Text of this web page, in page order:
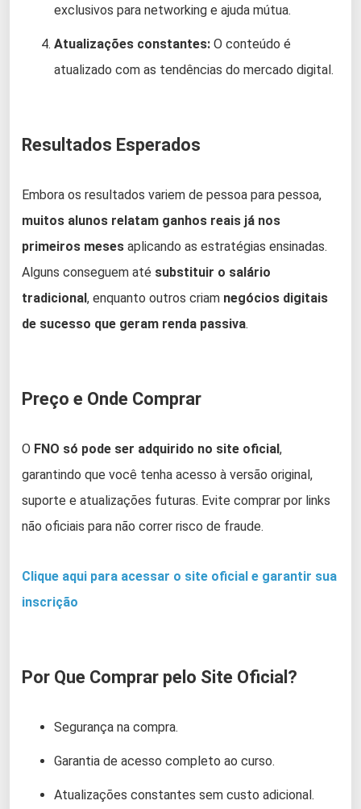
exclusivos para networking e ajuda mútua.
Atualizações constantes: O conteúdo é
atualizado com as tendências do mercado digital.
Resultados Esperados
Embora os resultados variem de pessoa para pessoa,
muitos alunos relatam ganhos reais já nos
primeiros meses aplicando as estratégias ensinadas.
Alguns conseguem até substituir o salário
tradicional, enquanto outros criam negócios digitais
de sucesso que geram renda passiva.
Preço e Onde Comprar
O FNO só pode ser adquirido no site oficial,
garantindo que você tenha acesso à versão original,
suporte e atualizações futuras. Evite comprar por links
não oficiais para não correr risco de fraude.
Clique aqui para acessar o site oficial e garantir sua
inscrição
Por Que Comprar pelo Site Oficial?
Segurança na compra.
Garantia de acesso completo ao curso.
Atualizações constantes sem custo adicional.